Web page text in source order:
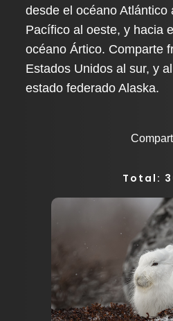
desde el océano Atlántico
Pacífico al oeste, y hacia
océano Ártico. Comparte
Estados Unidos al sur, y
estado federado Alaska.
Total: